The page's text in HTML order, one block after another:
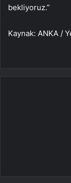
bekliyoruz.”
Kaynak: ANKA /